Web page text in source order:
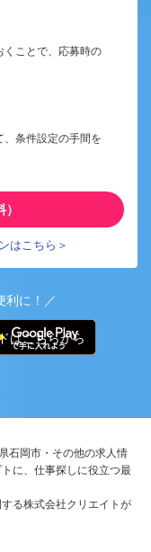
くことで、応募時の
条件設定の手間を
はこちら＞
利に！／
はこちらから
石岡市・その他の求人情
に、仕事探しに役立つ最
る株式会社クリエイトが